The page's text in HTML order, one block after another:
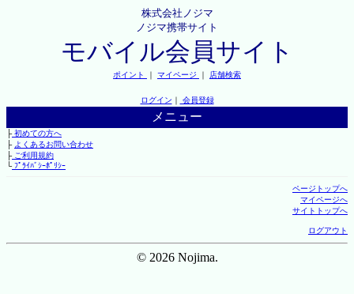
株式会社ノジマ
ノジマ携帯サイト
モバイル会員サイト
ポイント ｜ マイページ ｜ 店舗検索
ログイン ｜ 会員登録
メニュー
├初めての方へ
├ よくあるお問い合わせ
├ご利用規約
└ﾌﾟﾗｲﾊﾞｼｰﾎﾟﾘｼｰ
ページトップへ
マイページへ
サイトトップへ
ログアウト
© 2026 Nojima.